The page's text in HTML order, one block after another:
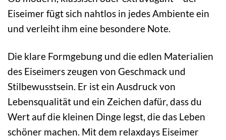
Eiseimer fügt sich nahtlos in jedes Ambiente ein
und verleiht ihm eine besondere Note.
Die klare Formgebung und die edlen Materialien
des Eiseimers zeugen von Geschmack und
Stilbewusstsein. Er ist ein Ausdruck von
Lebensqualität und ein Zeichen dafür, dass du
Wert auf die kleinen Dinge legst, die das Leben
schöner machen. Mit dem relaxdays Eiseimer